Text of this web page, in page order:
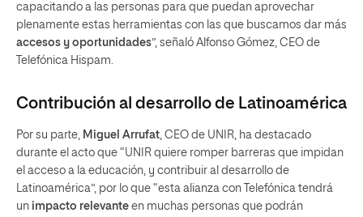
capacitando a las personas para que puedan aprovechar
plenamente estas herramientas con las que buscamos dar más
accesos y oportunidades”, señaló Alfonso Gómez, CEO de
Telefónica Hispam.
Contribución al desarrollo de Latinoamérica
Por su parte, Miguel Arrufat, CEO de UNIR, ha destacado
durante el acto que “UNIR quiere romper barreras que impidan
el acceso a la educación, y contribuir al desarrollo de
Latinoamérica”, por lo que “esta alianza con Telefónica tendrá
un impacto relevante en muchas personas que podrán